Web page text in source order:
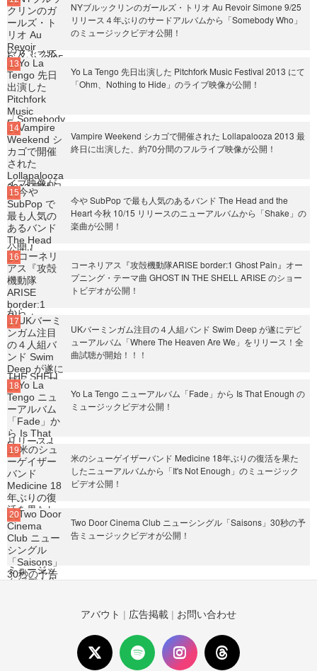
NYブルックリンのガールズ・トリオ Au Revoir Simone 9/25
リリース４年ぶりのサードアルバムから「Somebody Who」
のミュージックビデオ公開！
Yo La Tengo 先日出演した Pitchfork Music Festival 2013 にて
「Ohm、Nothing to Hide」のライブ映像が公開！
Vampire Weekend シカゴで開催された Lollapalooza 2013 最
終日に出演した、約70分間のフルライブ映像が公開！
今や SubPop で最も人気のあるバンド The Head and the
Heart 今秋 10/15 リリースのニューアルバムから「Shake」の
楽曲が公開！
コーネリアス『攻殻機動隊ARISE border:1 Ghost Pain』オー
プニング・テーマ曲 GHOST IN THE SHELL ARISE のショー
トビデオが公開！
UKバーミンガム注目の４人組バンド Swim Deep が遂にデビ
ューアルバム「Where The Heaven Are We」をリリース！全
曲試聴が開始！！！
Yo La Tengo ニューアルバム「Fade」から Is That Enough の
ミュージックビデオ公開！
米のシューゲイザーバンド Medicine 18年ぶりの復活を果た
したニューアルバムから「It's Not Enough」のミュージック
ビデオ公開！
Two Door Cinema Club ニューシングル「Saisons」30秒の予
告ミュージックビデオが公開！
アバウト | 広告掲載 | お問い合わせ